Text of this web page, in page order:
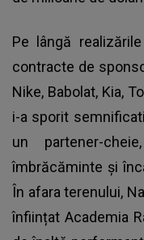
Pe lângă
contracte de
Nike, Babolat, Kia,
i-a sporit
un partener-
îmbrăcăminte și
În afara terenului,
înființat Academia